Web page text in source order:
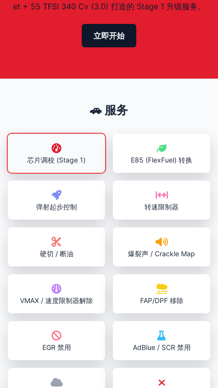
et + 55 TFSI 340 Cv (3.0) 打造的 Stage 1 升级服务。
立即开始
🚗 服务
芯片调校 (Stage 1) E85 (FlexFuel) 转换
弹射起步控制 转速限制器
硬切 / 断油 爆裂声 / Crackle Map
VMAX / 速度限制器解除 FAP/DPF 移除
EGR 禁用 AdBlue / SCR 禁用